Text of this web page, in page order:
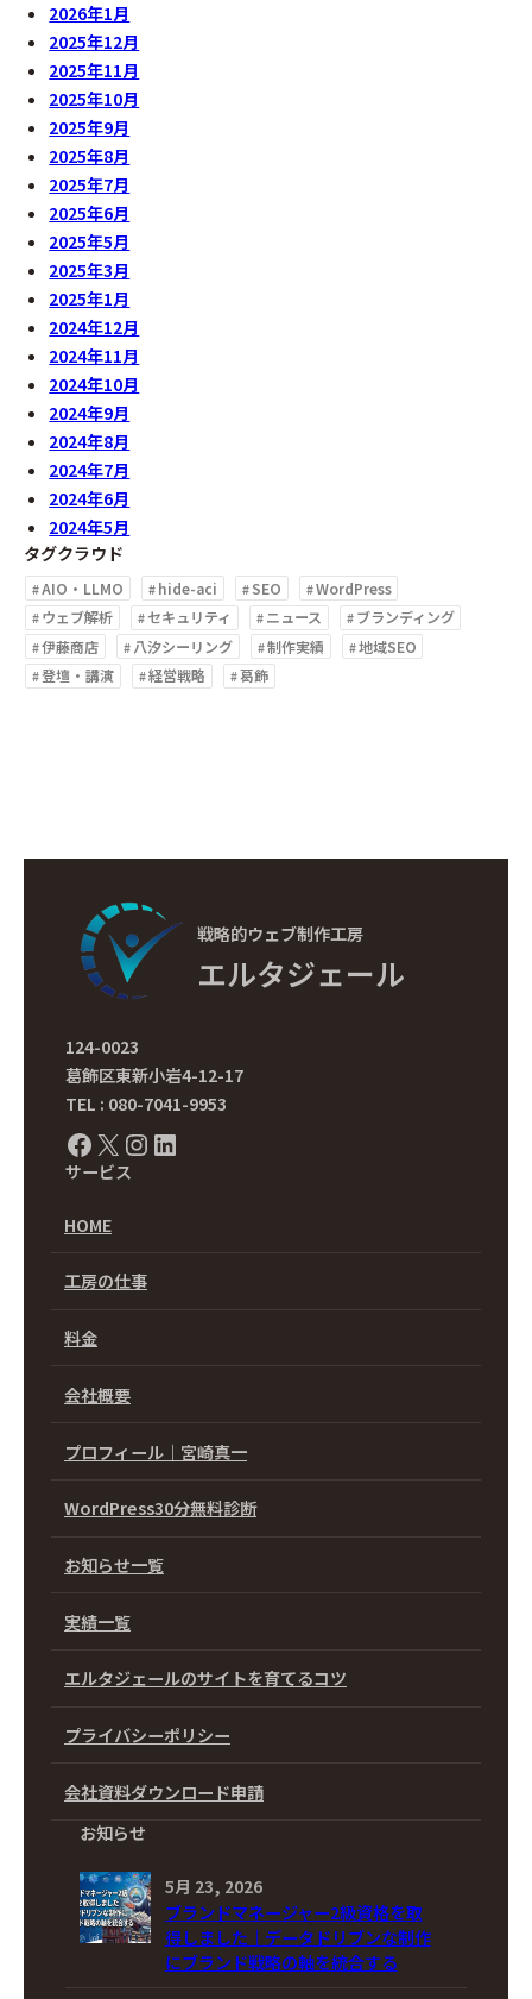
2026年1月
2025年12月
2025年11月
2025年10月
2025年9月
2025年8月
2025年7月
2025年6月
2025年5月
2025年3月
2025年1月
2024年12月
2024年11月
2024年10月
2024年9月
2024年8月
2024年7月
2024年6月
2024年5月
タグクラウド
AIO・LLMO hide-aci SEO
WordPress
ウェブ解析
セキュリティ ニュース
ブランディング
伊藤商店
八汐シーリング 制作実績
地域SEO
登壇・講演
経営戦略 葛飾
戦略的ウェブ制作工房
エルタジェール
124-0023
葛飾区東新小岩4-12-17
TEL : 080-7041-9953
Facebook X InstagramLinkedIn
サービス
HOME
工房の仕事
料金
会社概要
プロフィール｜宮崎真一
WordPress30分無料診断
お知らせ一覧
実績一覧
エルタジェールのサイトを育てるコツ
プライバシーポリシー
会社資料ダウンロード申請
お知らせ
5月 23, 2026
ブランドマネージャー2級資格を取
得しました｜データドリブンな制作
にブランド戦略の軸を統合する